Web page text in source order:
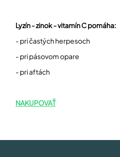
Lyzín - zinok - vitamín C pomáha:
- pri častých herpesoch
- pri pásovom opare
- pri aftách
NAKUPOVAŤ